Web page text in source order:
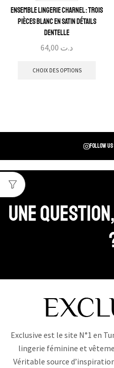
Ensemble Lingerie Charnel : Trois
pièces blanc en satin détails
dentelle
د.ت
CHOIX DES OPTIONS
Follow us
Une
Exclusive est le site N°1 en
lingerie féminine et
Véritable source